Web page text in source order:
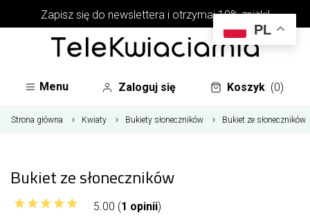
Zapisz się do newslettera i otrzymaj 10% zniżki!
Menu Zaloguj się Koszyk (0)
Strona główna Kwiaty Bukiety słoneczników Bukiet ze słoneczników
Bukiet ze słoneczników
5.00 (1 opinii)
PL